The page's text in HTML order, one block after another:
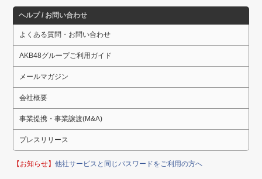
ヘルプ / お問い合わせ
よくある質問・お問い合わせ
AKB48グループご利用ガイド
メールマガジン
会社概要
事業提携・事業譲渡(M&A)
プレスリリース
【お知らせ】他社サービスと同じパスワードをご利用の方へ